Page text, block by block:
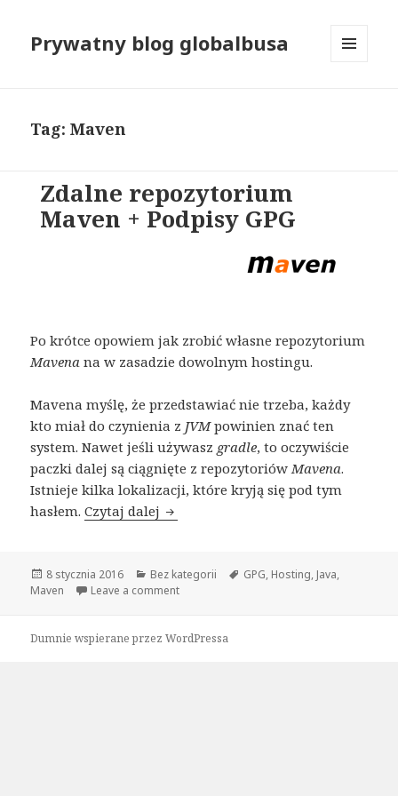
Prywatny blog globalbusa
Tag: Maven
Zdalne repozytorium
Maven + Podpisy GPG
Po krótce opowiem jak zrobić własne repozytorium
Mavena na w zasadzie dowolnym hostingu.
Mavena myślę, że przedstawiać nie trzeba, każdy
kto miał do czynienia z JVMpowinien znać ten
system. Nawet jeśli używasz gradle, to oczywiście
paczki dalej są ciągnięte z repozytoriów Mavena.
Istnieje kilka lokalizacji, które kryją się pod tym
hasłem.Czytaj dalej Zdalne repozytorium Maven +
Opublikowano
8 stycznia 2016 Kategorie
Bez kategorii Tagi
GPG, Hosting, Java,
Maven
Leave a comment
Dumnie wspierane przez WordPressa